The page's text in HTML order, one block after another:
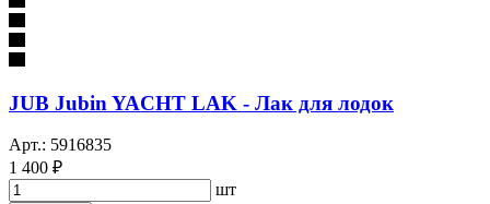
JUB Jubin YACHT LAK - Лак для лодок
Арт.: 5916835
1 400 ₽
шт